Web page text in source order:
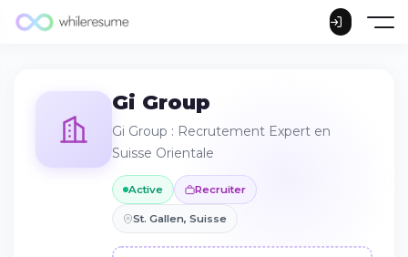
Gi Group
Gi Group : Recrutement Expert en
Suisse Orientale
Active Recruiter
St. Gallen, Suisse